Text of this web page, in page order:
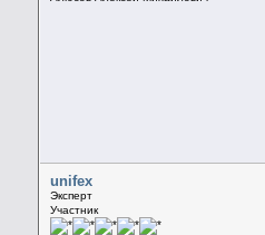
unifex
Эксперт
Участник